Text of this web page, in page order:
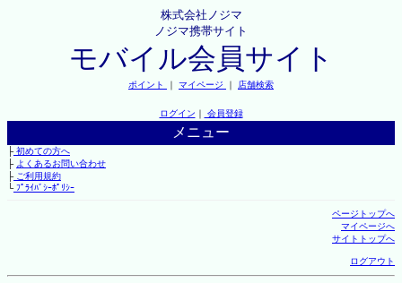
株式会社ノジマ
ノジマ携帯サイト
モバイル会員サイト
ポイント ｜ マイページ ｜ 店舗検索
ログイン ｜ 会員登録
メニュー
├初めての方へ
├ よくあるお問い合わせ
├ご利用規約
└ﾌﾟﾗｲﾊﾞｼｰﾎﾟﾘｼｰ
ページトップへ
マイページへ
サイトトップへ
ログアウト